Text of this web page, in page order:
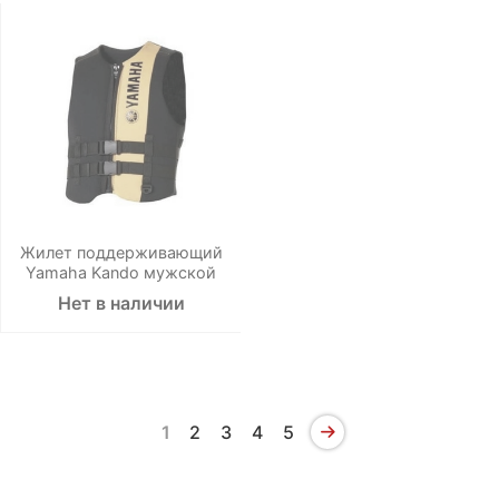
Жилет поддерживающий
Yamaha Kando мужской
Нет в наличии
1 2 3 4 5